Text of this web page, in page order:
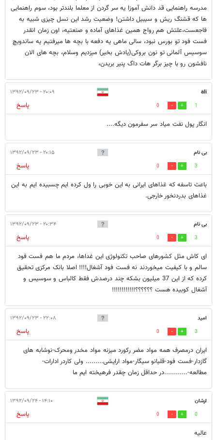
مدرسه راهنمایی قد دانش آموزا یه سر گردن از معلما بلندتر بود، سوم راهنمایی
ها که قشنگ ریش و سیبیل داشتن! وضعیت رشد این نسل چیزی شبیه به
فاجعست،علتش هم رواج همین غذاهای آماده و صنعتیه، اون زمان انقدر
فست فود تو بورس نبود، سالی ماهی یه دفعه با بچه ها میرفتیم یه ساندویچ
سوسیس آلمانی تو نون بروکی(یادش بخیر) میزدیم وسلام، بچه های الان
نافشون رو با چیز برگر هات داگ پنیر بریدن،
ali ۲۰:۰۹ - ۱۳۹۲/۰۹/۲۳
1
0
پاسخ
انگار پول نفت میاد سر سفرمون دیگه....
بی نام ۲۰:۱۵ - ۱۳۹۲/۰۹/۲۳
3
0
پاسخ
باعث تاسفه که غذاهای ایرانی به این خوبی را ول کرده ایم چسبیده ایم به این
غذاهای بدردنخور خارجی.
بی نام ۲۰:۳۴ - ۱۳۹۲/۰۹/۲۳
3
0
پاسخ
ای کاش مثل کشورهای صاحب تکنولوژی این غداها، مردم ما هم فست فود
سالم و با کیفیت میخوردند نه فست فود آشغال!!!! اصلا بانک مرکزی تحقیق
کرده که از این 37 میلیون بشکه چند درصدش فقط کالباس و سوسیس و
آشغال کوبیده هست ؟؟؟؟؟؟!!!!!!!!!!!!
امید ۲۲:۰۸ - ۱۳۹۲/۰۹/۲۳
3
0
پاسخ
ایران درمصرف همه مواد مضر رکورد میزنه مواد مخدر ومحرک-نوشابه های
گازدار-فست فود-قلیانو سیگار-مواد ارایشی......... ولی کاردر ادارات-
مطالعه-............در حداقل زمان چقدر فرهیخته ایم ما
ارشان ۱۴:۱۰ - ۱۳۹۲/۰۹/۲۴
0
0
پاسخ
عالیه